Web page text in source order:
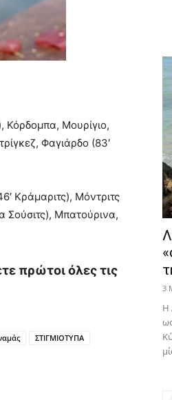
Κόρδομπα, Μουρίγιο,
Φαγιάρδο (83′
Κράμαριτς), Μόντριτς
Σούσιτς), Μπατούρινα,
πρώτοι όλες τις
ΣΤΙΓΜΙΟΤΥΠΑ
3
Η